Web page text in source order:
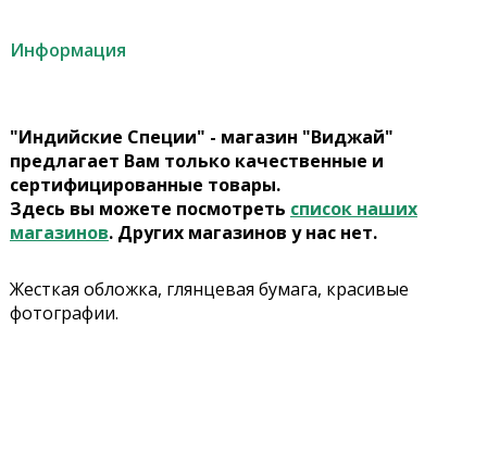
Информация
"Индийские Специи" - магазин "Виджай"
предлагает Вам только качественные и
сертифицированные товары.
Здесь вы можете посмотреть список наших
магазинов. Других магазинов у нас нет.
Жесткая обложка, глянцевая бумага, красивые
фотографии.